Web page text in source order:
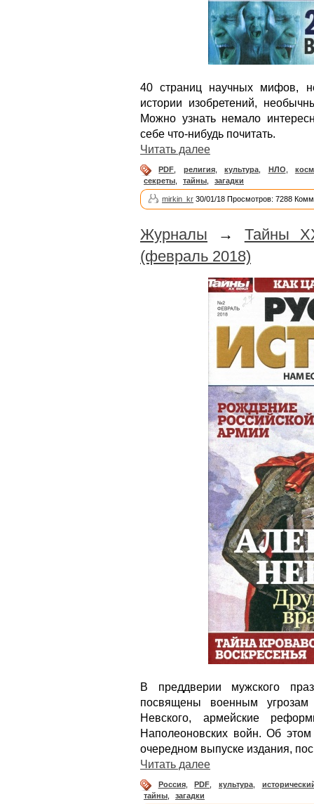
40 страниц научных мифов,
истории изобретений,
Можно узнать немало
себе что-нибудь почитать.
Читать далее
PDF религия, культура НЛО
секреты
тайны загадки
mirkin_kr 30/01/18 Просмотров: 7288
Журналы → Тайны
(февраль 2018)
В преддверии мужского
посвящены военным
Невского, армейские
Наполеоновских войн. Об
очередном выпуске издания,
Читать далее
Россия, PDF культура,
тайны
загадки